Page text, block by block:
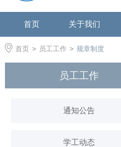
首页 关于我们
首页 > 员工工作 > 规章制度
员工工作
通知公告
学工动态